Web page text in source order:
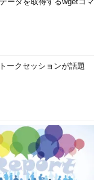
ークセッションが話題